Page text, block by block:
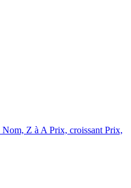
Nom, Z à APrix, croissantPrix,